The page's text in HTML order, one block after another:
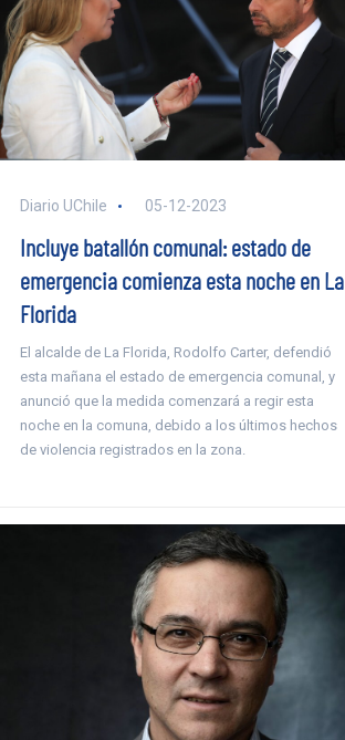
Diario UChile 05-12-2023
Incluye batallón comunal: estado de
emergencia comienza esta noche en La
Florida
El alcalde de La Florida, Rodolfo Carter, defendió
esta mañana el estado de emergencia comunal, y
anunció que la medida comenzará a regir esta
noche en la comuna, debido a los últimos hechos
de violencia registrados en la zona.